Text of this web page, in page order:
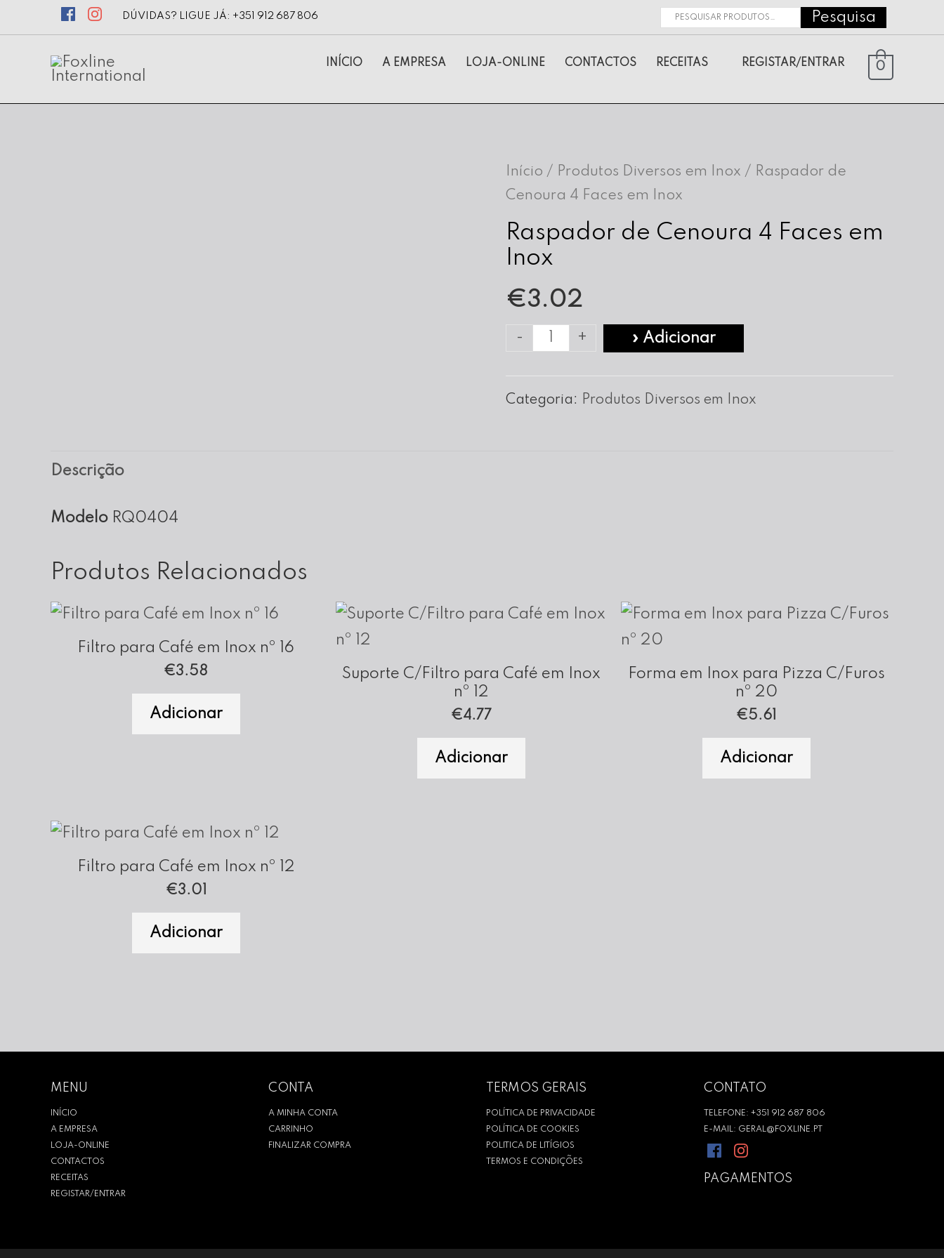
DÚVIDAS? LIGUE JÁ: +351 912 687 806
Pesquisar
Pesquisa
INÍCIO A EMPRESA LOJA-ONLINE CONTACTOS RECEITAS REGISTAR/ENTRAR 0
Início / Produtos Diversos em Inox / Raspador de
Cenoura 4 Faces em Inox
Raspador de Cenoura 4 Faces em
Inox
€3.02
-
Quantidade
+ » Adicionar
Categoria: Produtos Diversos em Inox
Descrição
Modelo RQ0404
Produtos Relacionados
Filtro para Café em Inox nº 16
€3.58
Adicionar
Suporte C/Filtro para Café em Inox
nº 12
€4.77
Adicionar
Forma em Inox para Pizza C/Furos
nº 20
€5.61
Adicionar
Filtro para Café em Inox nº 12
€3.01
Adicionar
MENU
INÍCIO
A EMPRESA
LOJA-ONLINE
CONTACTOS
RECEITAS
REGISTAR/ENTRAR
CONTA
A MINHA CONTA
CARRINHO
FINALIZAR COMPRA
TERMOS GERAIS
POLÍTICA DE PRIVACIDADE
POLÍTICA DE COOKIES
POLITICA DE LITÍGIOS
TERMOS E CONDIÇÕES
CONTATO
TELEFONE: +351 912 687 806
E-MAIL: GERAL@FOXLINE.PT
PAGAMENTOS